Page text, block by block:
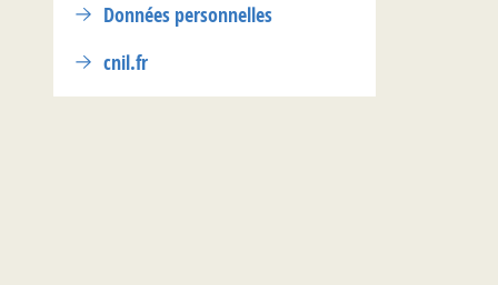
Données personnelles
cnil.fr